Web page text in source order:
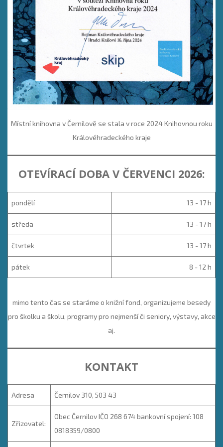
Místní knihovna v Černilově se stala v roce 2024 Knihovnou roku
Královéhradeckého kraje
OTEVÍRACÍ DOBA V ČERVENCI 2026:
pondělí 13 - 17 h
středa 13 - 17 h
čtvrtek 13 - 17 h
pátek 8 - 12 h
mimo tento čas se staráme o knižní fond, organizujeme besedy
pro školku a školu, programy pro nejmenší či seniory, výstavy, akce
aj.
KONTAKT
Adresa Černilov 310, 503 43
Zřizovatel:
Obec Černilov IČO 268 674 bankovní spojení: 108
0818359/0800